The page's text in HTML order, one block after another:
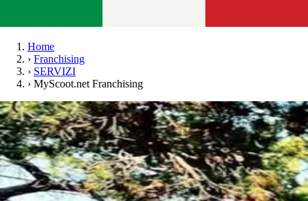
Home
› Franchising
› SERVIZI
› MyScoot.net Franchising